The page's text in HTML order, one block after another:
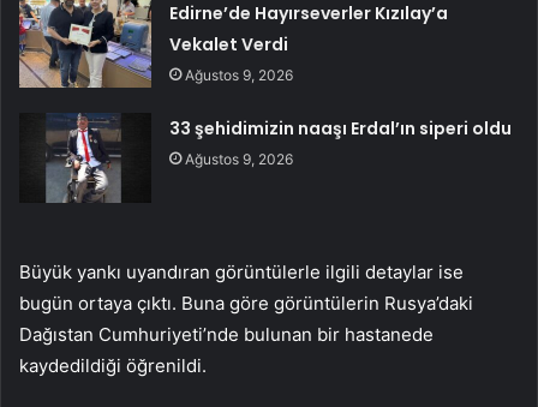
Edirne’de Hayırseverler Kızılay’a
Vekalet Verdi
Ağustos 9, 2026
33 şehidimizin naaşı Erdal’ın siperi oldu
Ağustos 9, 2026
Büyük yankı uyandıran görüntülerle ilgili detaylar ise
bugün ortaya çıktı. Buna göre görüntülerin Rusya’daki
Dağıstan Cumhuriyeti’nde bulunan bir hastanede
kaydedildiği öğrenildi.